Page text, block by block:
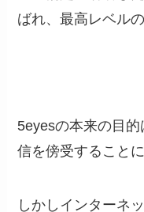
ばれ、最高レベル
5eyesの本来の目
信を傍受することに
しかしインターネ